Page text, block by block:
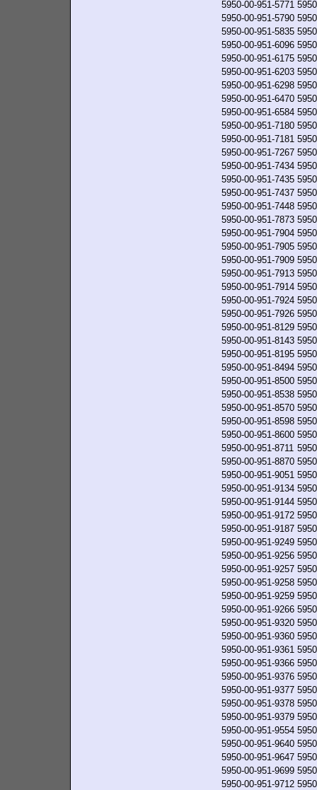
5950-00-951-5771
5950-00-951-5790
5950-00-951-5835
5950-00-951-6096
5950-00-951-6175
5950-00-951-6203
5950-00-951-6298
5950-00-951-6470
5950-00-951-6584
5950-00-951-7180
5950-00-951-7181
5950-00-951-7267
5950-00-951-7434
5950-00-951-7435
5950-00-951-7437
5950-00-951-7448
5950-00-951-7873
5950-00-951-7904
5950-00-951-7905
5950-00-951-7909
5950-00-951-7913
5950-00-951-7914
5950-00-951-7924
5950-00-951-7926
5950-00-951-8129
5950-00-951-8143
5950-00-951-8195
5950-00-951-8494
5950-00-951-8500
5950-00-951-8538
5950-00-951-8570
5950-00-951-8598
5950-00-951-8600
5950-00-951-8711
5950-00-951-8870
5950-00-951-9051
5950-00-951-9134
5950-00-951-9144
5950-00-951-9172
5950-00-951-9187
5950-00-951-9249
5950-00-951-9256
5950-00-951-9257
5950-00-951-9258
5950-00-951-9259
5950-00-951-9266
5950-00-951-9320
5950-00-951-9360
5950-00-951-9361
5950-00-951-9366
5950-00-951-9376
5950-00-951-9377
5950-00-951-9378
5950-00-951-9379
5950-00-951-9554
5950-00-951-9640
5950-00-951-9647
5950-00-951-9699
5950-00-951-9712